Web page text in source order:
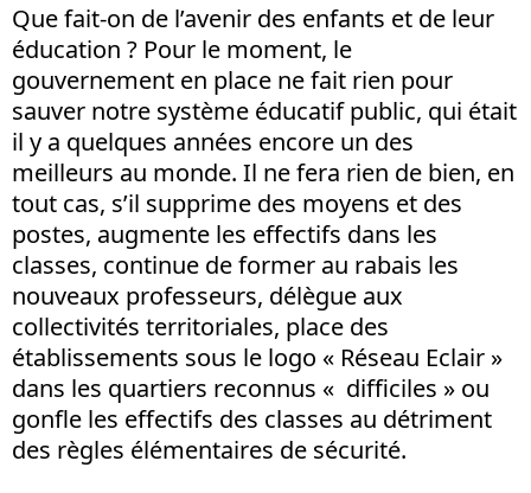
Que fait-on de l’avenir des enfants et de leur
éducation ? Pour le moment, le
gouvernement en place ne fait rien pour
sauver notre système éducatif public, qui était
il y a quelques années encore un des
meilleurs au monde. Il ne fera rien de bien, en
tout cas, s’il supprime des moyens et des
postes, augmente les effectifs dans les
classes, continue de former au rabais les
nouveaux professeurs, délègue aux
collectivités territoriales, place des
établissements sous le logo « Réseau Eclair »
dans les quartiers reconnus « difficiles » ou
gonfle les effectifs des classes au détriment
des règles élémentaires de sécurité.